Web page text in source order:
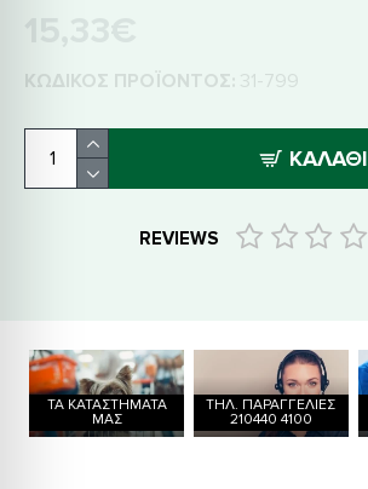
ΚΩΔΙΚΌΣ ΠΡΟΪΌΝΤΟΣ: 31-799
ΚΑΛΆΘΙ
REVIEWS
ΤΑ ΚΑΤΑΣΤΗΜΑΤΑ
ΜΑΣ
ΤΗΛ. ΠΑΡΑΓΓΕΛΙΕΣ
210440 4100